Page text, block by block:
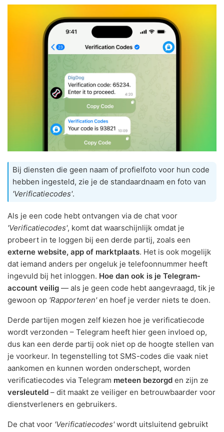
Bij diensten die geen naam of profielfoto voor hun code
hebben ingesteld, zie je de standaardnaam en foto van
'Verificatiecodes'.
Als je een code hebt ontvangen via de chat voor
'Verificatiecodes', komt dat waarschijnlijk omdat je
probeert in te loggen bij een derde partij, zoals een
externe website, app of marktplaats. Het is ook mogelijk
dat iemand anders per ongeluk je telefoonnummer heeft
ingevuld bij het inloggen. Hoe dan ook is je Telegram-
account veilig — als je geen code hebt aangevraagd, tik je
gewoon op 'Rapporteren'en hoef je verder niets te doen.
Derde partijen mogen zelf kiezen hoe je verificatiecode
wordt verzonden – Telegram heeft hier geen invloed op,
dus kan een derde partij ook niet op de hoogte stellen van
je voorkeur. In tegenstelling tot SMS-codes die vaak niet
aankomen en kunnen worden onderschept, worden
verificatiecodes via Telegram meteen bezorgd en zijn ze
versleuteld – dit maakt ze veiliger en betrouwbaarder voor
dienstverleners en gebruikers.
De chat voor 'Verificatiecodes'wordt uitsluitend gebruikt